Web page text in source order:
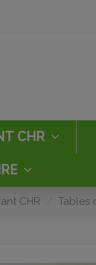
CHR
CHR Tables